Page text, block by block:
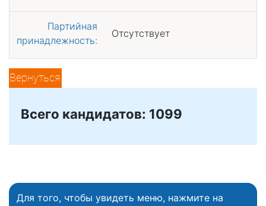
Партийная
принадлежность:
Отсутствует
Вернуться
Всего кандидатов: 1099
Для того, чтобы увидеть меню, нажмите на